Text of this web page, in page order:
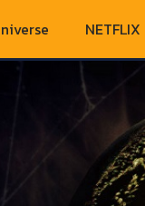
NETFLIX